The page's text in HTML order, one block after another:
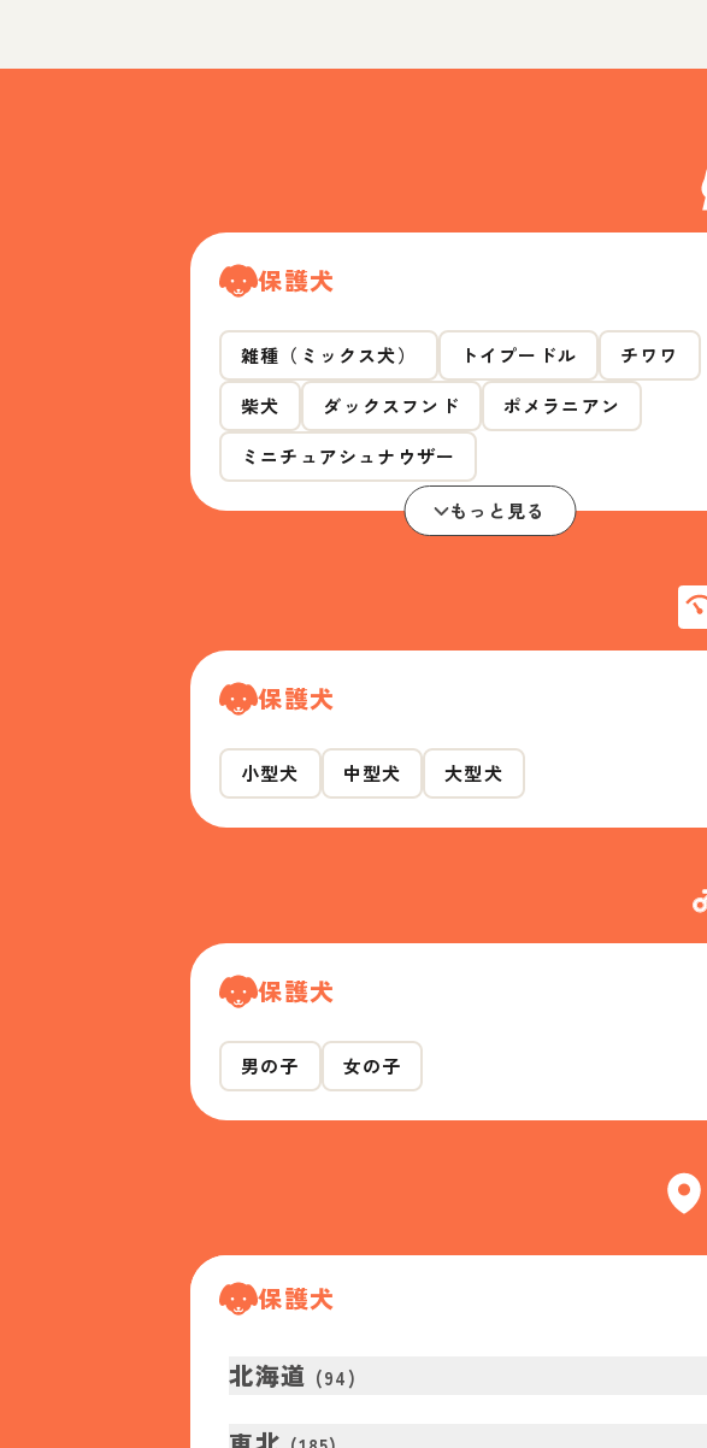
保護犬
雑種（ミックス犬） トイプードル
チワワ
柴犬
ダックスフンド
ポメラニアン
ミニチュアシュナウザー
もっと見る
保護犬
小型犬 中型犬 大型犬
保護犬
男の子 女の子
保護犬
北海道 (94)